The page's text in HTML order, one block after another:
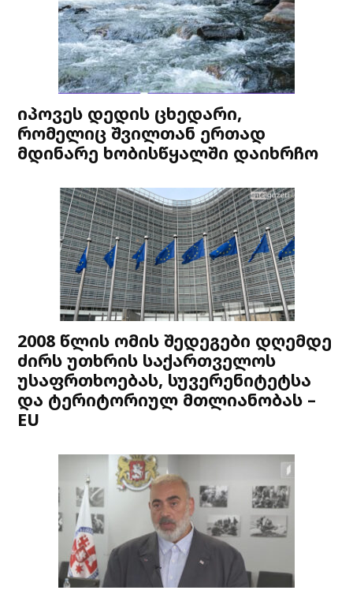
იპოვეს დედის ცხედარი,
რომელიც შვილთან ერთად
მდინარე ხობისწყალში დაიხრჩო
2008 წლის ომის შედეგები დღემდე
ძირს უთხრის საქართველოს
უსაფრთხოებას, სუვერენიტეტსა
და ტერიტორიულ მთლიანობას –
EU